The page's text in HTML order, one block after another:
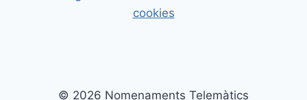
cookies
© 2026 Nomenaments Telemàtics